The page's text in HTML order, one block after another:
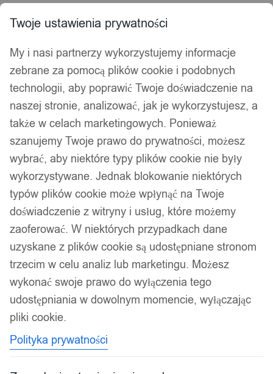
Twoje ustawienia prywatności
My i nasi partnerzy wykorzystujemy informacje
zebrane za pomocą plików cookie i podobnych
technologii, aby poprawić Twoje doświadczenie na
naszej stronie, analizować, jak je wykorzystujesz, a
także w celach marketingowych. Ponieważ
szanujemy Twoje prawo do prywatności, możesz
wybrać, aby niektóre typy plików cookie nie były
wykorzystywane. Jednak blokowanie niektórych
typów plików cookie może wpłynąć na Twoje
doświadczenie z witryny i usług, które możemy
zaoferować. W niektórych przypadkach dane
uzyskane z plików cookie są udostępniane stronom
trzecim w celu analiz lub marketingu. Możesz
wykonać swoje prawo do wyłączenia tego
udostępniania w dowolnym momencie, wyłączając
pliki cookie.
Polityka prywatności